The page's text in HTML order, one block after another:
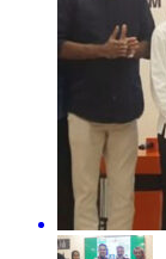
News17 hours
കമാൽ